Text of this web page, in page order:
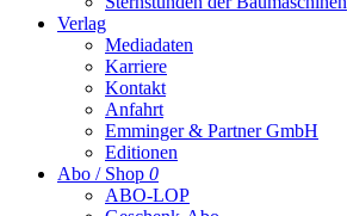
Verlag
Mediadaten
Karriere
Kontakt
Anfahrt
Emminger & Partner GmbH
Editionen
Abo / Shop 0
ABO-LOP